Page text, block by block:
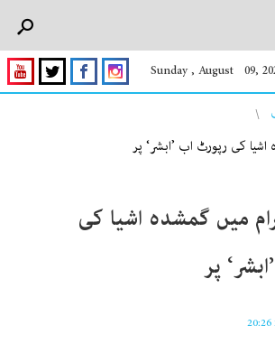
Sunday , August 09,
کی رپورٹ اب ’ابشر‘ پر
میں گمشدہ اشیا کی
پر